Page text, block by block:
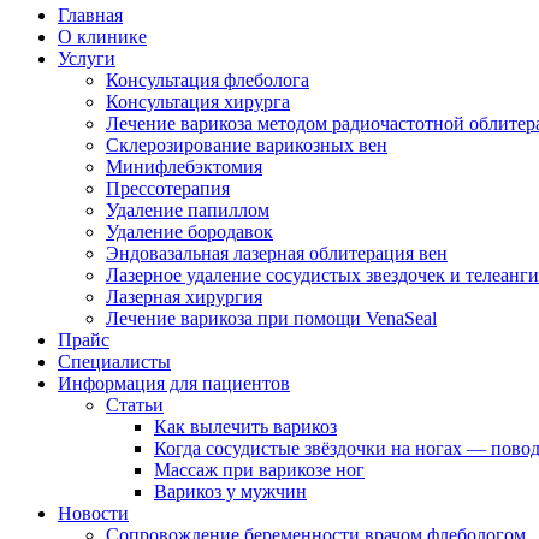
Главная
О клинике
Услуги
Консультация флеболога
Консультация хирурга
Лечение варикоза методом радиочастотной
Склерозирование варикозных вен
Минифлебэктомия
Прессотерапия
Удаление папиллом
Удаление бородавок
Эндовазальная лазерная облитерация вен
Лазерное удаление сосудистых звездочек и
Лазерная хирургия
Лечение варикоза при помощи VenaSeal
Прайс
Специалисты
Информация для пациентов
Статьи
Как вылечить варикоз
Когда сосудистые звёздочки на ногах —
Массаж при варикозе ног
Варикоз у мужчин
Новости
Сопровождение беременности врачом флебологом